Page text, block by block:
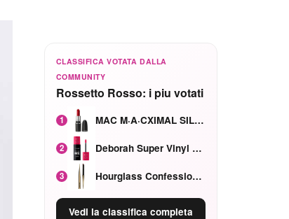
CLASSIFICA VOTATA DALLA
COMMUNITY
Rossetto Rosso: i piu votati
1 MAC M·A·CXIMAL SILKY MATTE Red Rock mat
2 Deborah Super Vinyl Shake Rosa Ciliegia
3 Hourglass Confession Ricaricabile Ultra Preciso Ad Alta Intensità Secretly Classic Red
Vedi la classifica completa